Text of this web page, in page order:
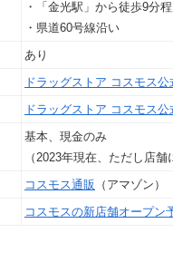
・「金光駅」から徒歩9分
・県道60号線沿い
あり
ドラッグストア コスモス
ドラッグストア コスモス
基本、現金のみ
（2023年現在、ただし店
コスモス通販 （アマゾン）
コスモスの新店舗オープン